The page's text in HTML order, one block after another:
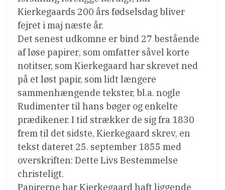
Kierkegaards 200 års fødselsdag bliver
fejret i maj næste år.
Det senest udkomne er bind 27 bestående
af løse papirer, som omfatter såvel korte
notitser, som Kierkegaard har skrevet ned
på et løst papir, som lidt længere
sammenhængende tekster, bl.a. nogle
Rudimenter til hans bøger og enkelte
prædikener. I tid strækker de sig fra 1830
frem til det sidste, Kierkegaard skrev, en
tekst dateret 25. september 1855 med
overskriften: Dette Livs Bestemmelse
christeligt.
Papirerne har Kierkegaard haft liggende